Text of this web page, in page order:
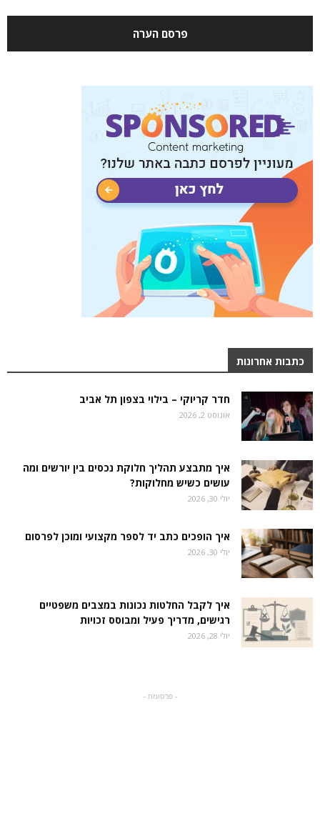
כתבות אחרונות
חדר קריוקי – בילוי בצפון תל אביב
אוגוסט 2, 2026
איך מתבצע תהליך חלוקת נכסים בין יורשים ומה
עושים כשיש מחלוקות?
יולי 30, 2026
איך הופכים כתב יד לספר מקצועי ומוכן לפרסום
יולי 30, 2026
איך לקבל החלטות נכונות במצבים משפטיים
רגישים, מדריך פעיל ומבוסס זכויות
יולי 28, 2026
- פרסומת -